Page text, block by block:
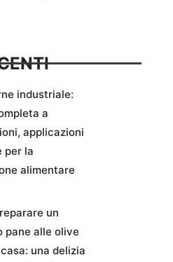
industriale:
a
applicazioni
per la
alimentare
un
pane alle olive
una delizia